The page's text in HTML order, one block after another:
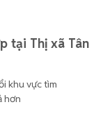
tại Thị xã Tân
khu vực tìm
hơn